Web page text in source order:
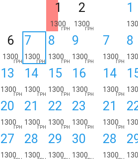
1
1300
ГРН
2
1300
ГРН
6
1300
ГРН
7
1300
ГРН
8
1300
ГРН
9
1300
ГРН
13
1300
ГРН
14
1300
ГРН
15
1300
ГРН
16
1300
ГРН
20
1300
ГРН
21
1300
ГРН
22
1300
ГРН
23
1300
ГРН
27
1300
28
1300
29
1300
30
1300
1
7
1300
ГРН
8
14
1300
ГРН
21
1300
ГРН
28
1300